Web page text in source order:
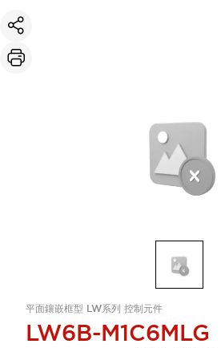
平面鑲嵌框型 LW系列 控制元件
LW6B-M1C6MLG